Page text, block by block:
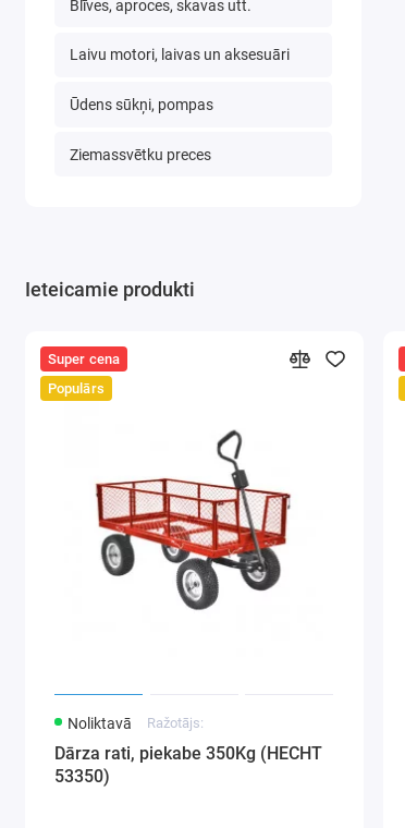
Blīves, aproces, skavas utt.
Laivu motori, laivas un aksesuāri
Ūdens sūkņi, pompas
Ziemassvētku preces
Ieteicamie produkti
Super cena
Populārs
Noliktavā Ražotājs:
Dārza rati, piekabe 350Kg (HECHT
53350)